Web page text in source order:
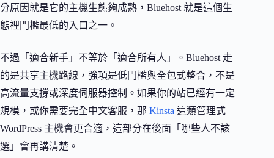
分原因就是它的主機生態夠成熟，Bluehost 就是這個生
態裡門檻最低的入口之一。
不過「適合新手」不等於「適合所有人」。Bluehost 走
的是共享主機路線，強項是低門檻與全包式整合，不是
高流量支撐或深度伺服器控制。如果你的站已經有一定
規模，或你需要完全中文客服，那 Kinsta 這類管理式
WordPress 主機會更合適，這部分在後面「哪些人不該
選」會再講清楚。